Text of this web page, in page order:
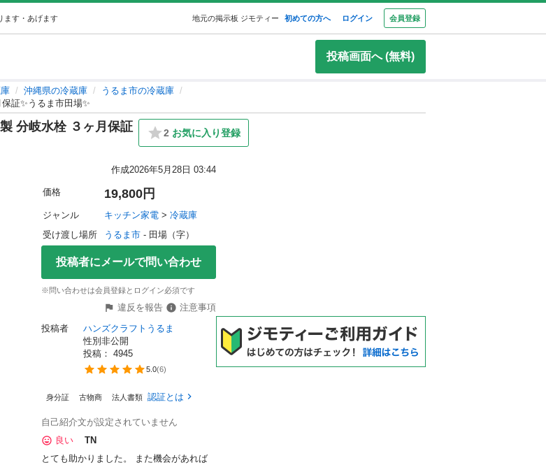
ます・あげます 地元の掲示板 ジモティー 初めての方へ ログイン 会員登録
投稿画面へ (無料)
沖縄県の冷蔵庫
うるま市の冷蔵庫
証✨うるま市田場✨
分岐水栓 ３ヶ月保証
2 お気に入り登録
作成2026年5月28日 03:44
価格 19,800円
ジャンル キッチン家電 > 冷蔵庫
受け渡し場所
うるま市 - 田場（字）
投稿者にメールで問い合わせ
※問い合わせは会員登録とログイン必須です
違反を報告
注意事項
投稿者
ハンズクラフトうるま
性別非公開
投稿： 4945
5.0(6)
身分証 古物商 法人書類 認証とは
自己紹介文が設定されていません
良い
TN
とても助かりました。 また機会があれば